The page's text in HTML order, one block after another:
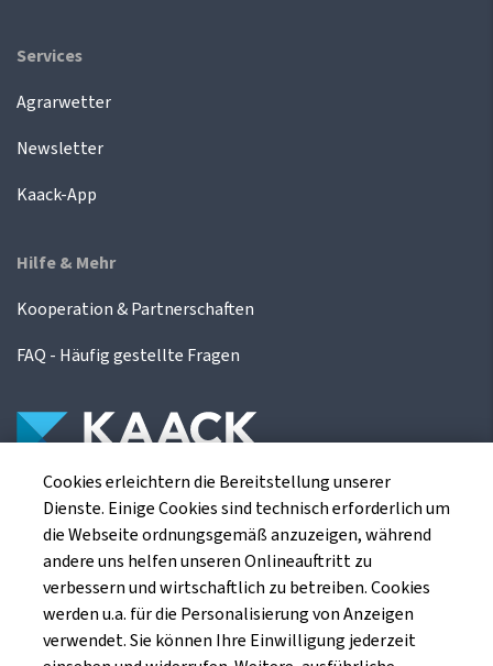
Services
Agrarwetter
Newsletter
Kaack-App
Hilfe & Mehr
Kooperation & Partnerschaften
FAQ - Häufig gestellte Fragen
Die Kaack Terminhandel GmbH ist ein
Finanzdienstleistungsinstitut für die europäischen
Agrarterminbörsen.
Kaack Terminhandel GmbH
Cookies erleichtern die Bereitstellung unserer
Dienste. Einige Cookies sind technisch erforderlich um
die Webseite ordnungsgemäß anzuzeigen, während
andere uns helfen unseren Onlineauftritt zu
verbessern und wirtschaftlich zu betreiben. Cookies
werden u.a. für die Personalisierung von Anzeigen
verwendet. Sie können Ihre Einwilligung jederzeit